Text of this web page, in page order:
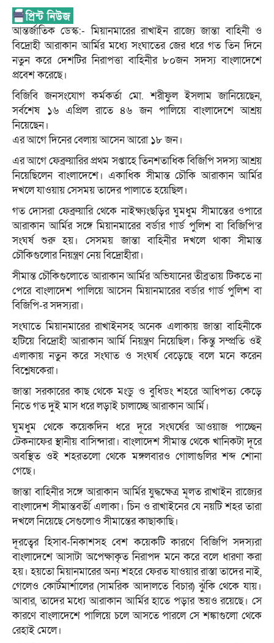
আন্তর্জাতিক ডেস্ক:- মিয়ানমারের রাখাইন রাজ্যে জান্তা বাহিনী ও
বিদ্রোহী আরাকান আর্মির মধ্যে সংঘাতের জের ধরে গত তিন দিনে
নতুন করে দেশটির নিরাপত্তা বাহিনীর ৮০জন সদস্য বাংলাদেশে
প্রবেশ করেছে।
বিজিবি জনসংযোগ কর্মকর্তা মো. শরীফুল ইসলাম জানিয়েছেন,
সর্বশেষ ১৬ এপ্রিল রাতে ৪৬ জন পালিয়ে বাংলাদেশে আশ্রয়
নিয়েছেন।
এর আগে দিনের বেলায় আসেন আরো ১৮ জন।
এর আগে ফেব্রুয়ারির প্রথম সপ্তাহে তিনশতাধিক বিজিপি সদস্য আশ্রয়
নিয়েছিলেন বাংলাদেশে। একাধিক সীমান্ত চৌকি আরাকান আর্মির
দখলে যাওয়ায় সেসময় তাদের পালাতে হয়েছিল।
গত দোসরা ফেব্রুয়ারি থেকে নাইক্ষ্যংছড়ির ঘুমধুম সীমান্তের ওপারে
আরাকান আর্মির সঙ্গে মিয়ানমারের বর্ডার গার্ড পুলিশ বা বিজিপি’র
সংঘর্ষ শুরু হয়। সেসময় জান্তা বাহিনীর দখলে থাকা সীমান্ত
চৌকিগুলোর নিয়ন্ত্রণ নেয় বিদ্রোহীরা।
সীমান্ত চৌকিগুলোতে আরাকান আর্মির অভিযানের তীব্রতায় টিকতে না
পেরে বাংলাদেশ পালিয়ে আসেন মিয়ানমারের বর্ডার গার্ড পুলিশ বা
বিজিপি-র সদস্যরা।
সংঘাতে মিয়ানমারের রাখাইনসহ অনেক এলাকায় জান্তা বাহিনীকে
হটিয়ে বিদ্রোহী আরাকান আর্মি নিয়ন্ত্রণ নিয়েছিল। কিন্তু সম্প্রতি ওই
এলাকায় নতুন করে সংঘাত ও সংঘর্ষ বেড়েছে বলে মনে করেন
বিশ্লেষকেরা।
জান্তা সরকারের কাছ থেকে মংডু ও বুধিডং শহরে আধিপত্য কেড়ে
নিতে গত দুই মাস ধরে লড়াই চালাচ্ছে আরাকান আর্মি।
ঘুমধুম থেকে কয়েকদিন ধরে দূরে সংঘর্ষের আওয়াজ পাচ্ছেন
টেকনাফের স্থানীয় বাসিন্দারা। বাংলাদেশ সীমান্ত থেকে খানিকটা দূরে
অবস্থিত ওই শহরতলো থেকে মঙ্গলবারও গোলাগুলির শব্দ শোনা
গেছে।
জান্তা বাহিনীর সঙ্গে আরাকান আর্মির যুদ্ধক্ষেত্র মূলত রাখাইন রাজ্যের
বাংলাদেশ সীমান্তবর্তী এলাকা। চিন ও রাখাইনের যে নয়টি শহর তারা
দখলে নিয়েছে সেগুলোও সীমান্তের কাছাকাছি।
দূরত্বের হিসাব-নিকাশসহ বেশ কয়েকটি কারণে বিজিপি সদস্যরা
বাংলাদেশে আসাটা অপেক্ষাকৃত নিরাপদ মনে করে বলে ধারণা করা
হয়। হয়তো মিয়ানমারের অন্য শহরে ফেরত যাওয়ার রাস্তা তাদের নাই,
গেলেও কোর্টমার্শালের (সামরিক আদালতে বিচার) ঝুঁকি থেকে যায়।
আবার, তাদের মধ্যে আরাকান আর্মির হাতে পড়ার ভয়ও রয়েছে। সে
কারণে বাংলাদেশে পালিয়ে চলে আসতে পারলে সে শঙ্কাগুলো থেকে
রেহাই মেলে।